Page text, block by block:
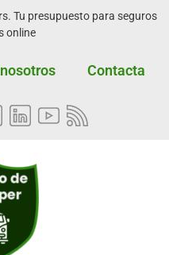
Tu presupuesto para seguros
online
Contacta